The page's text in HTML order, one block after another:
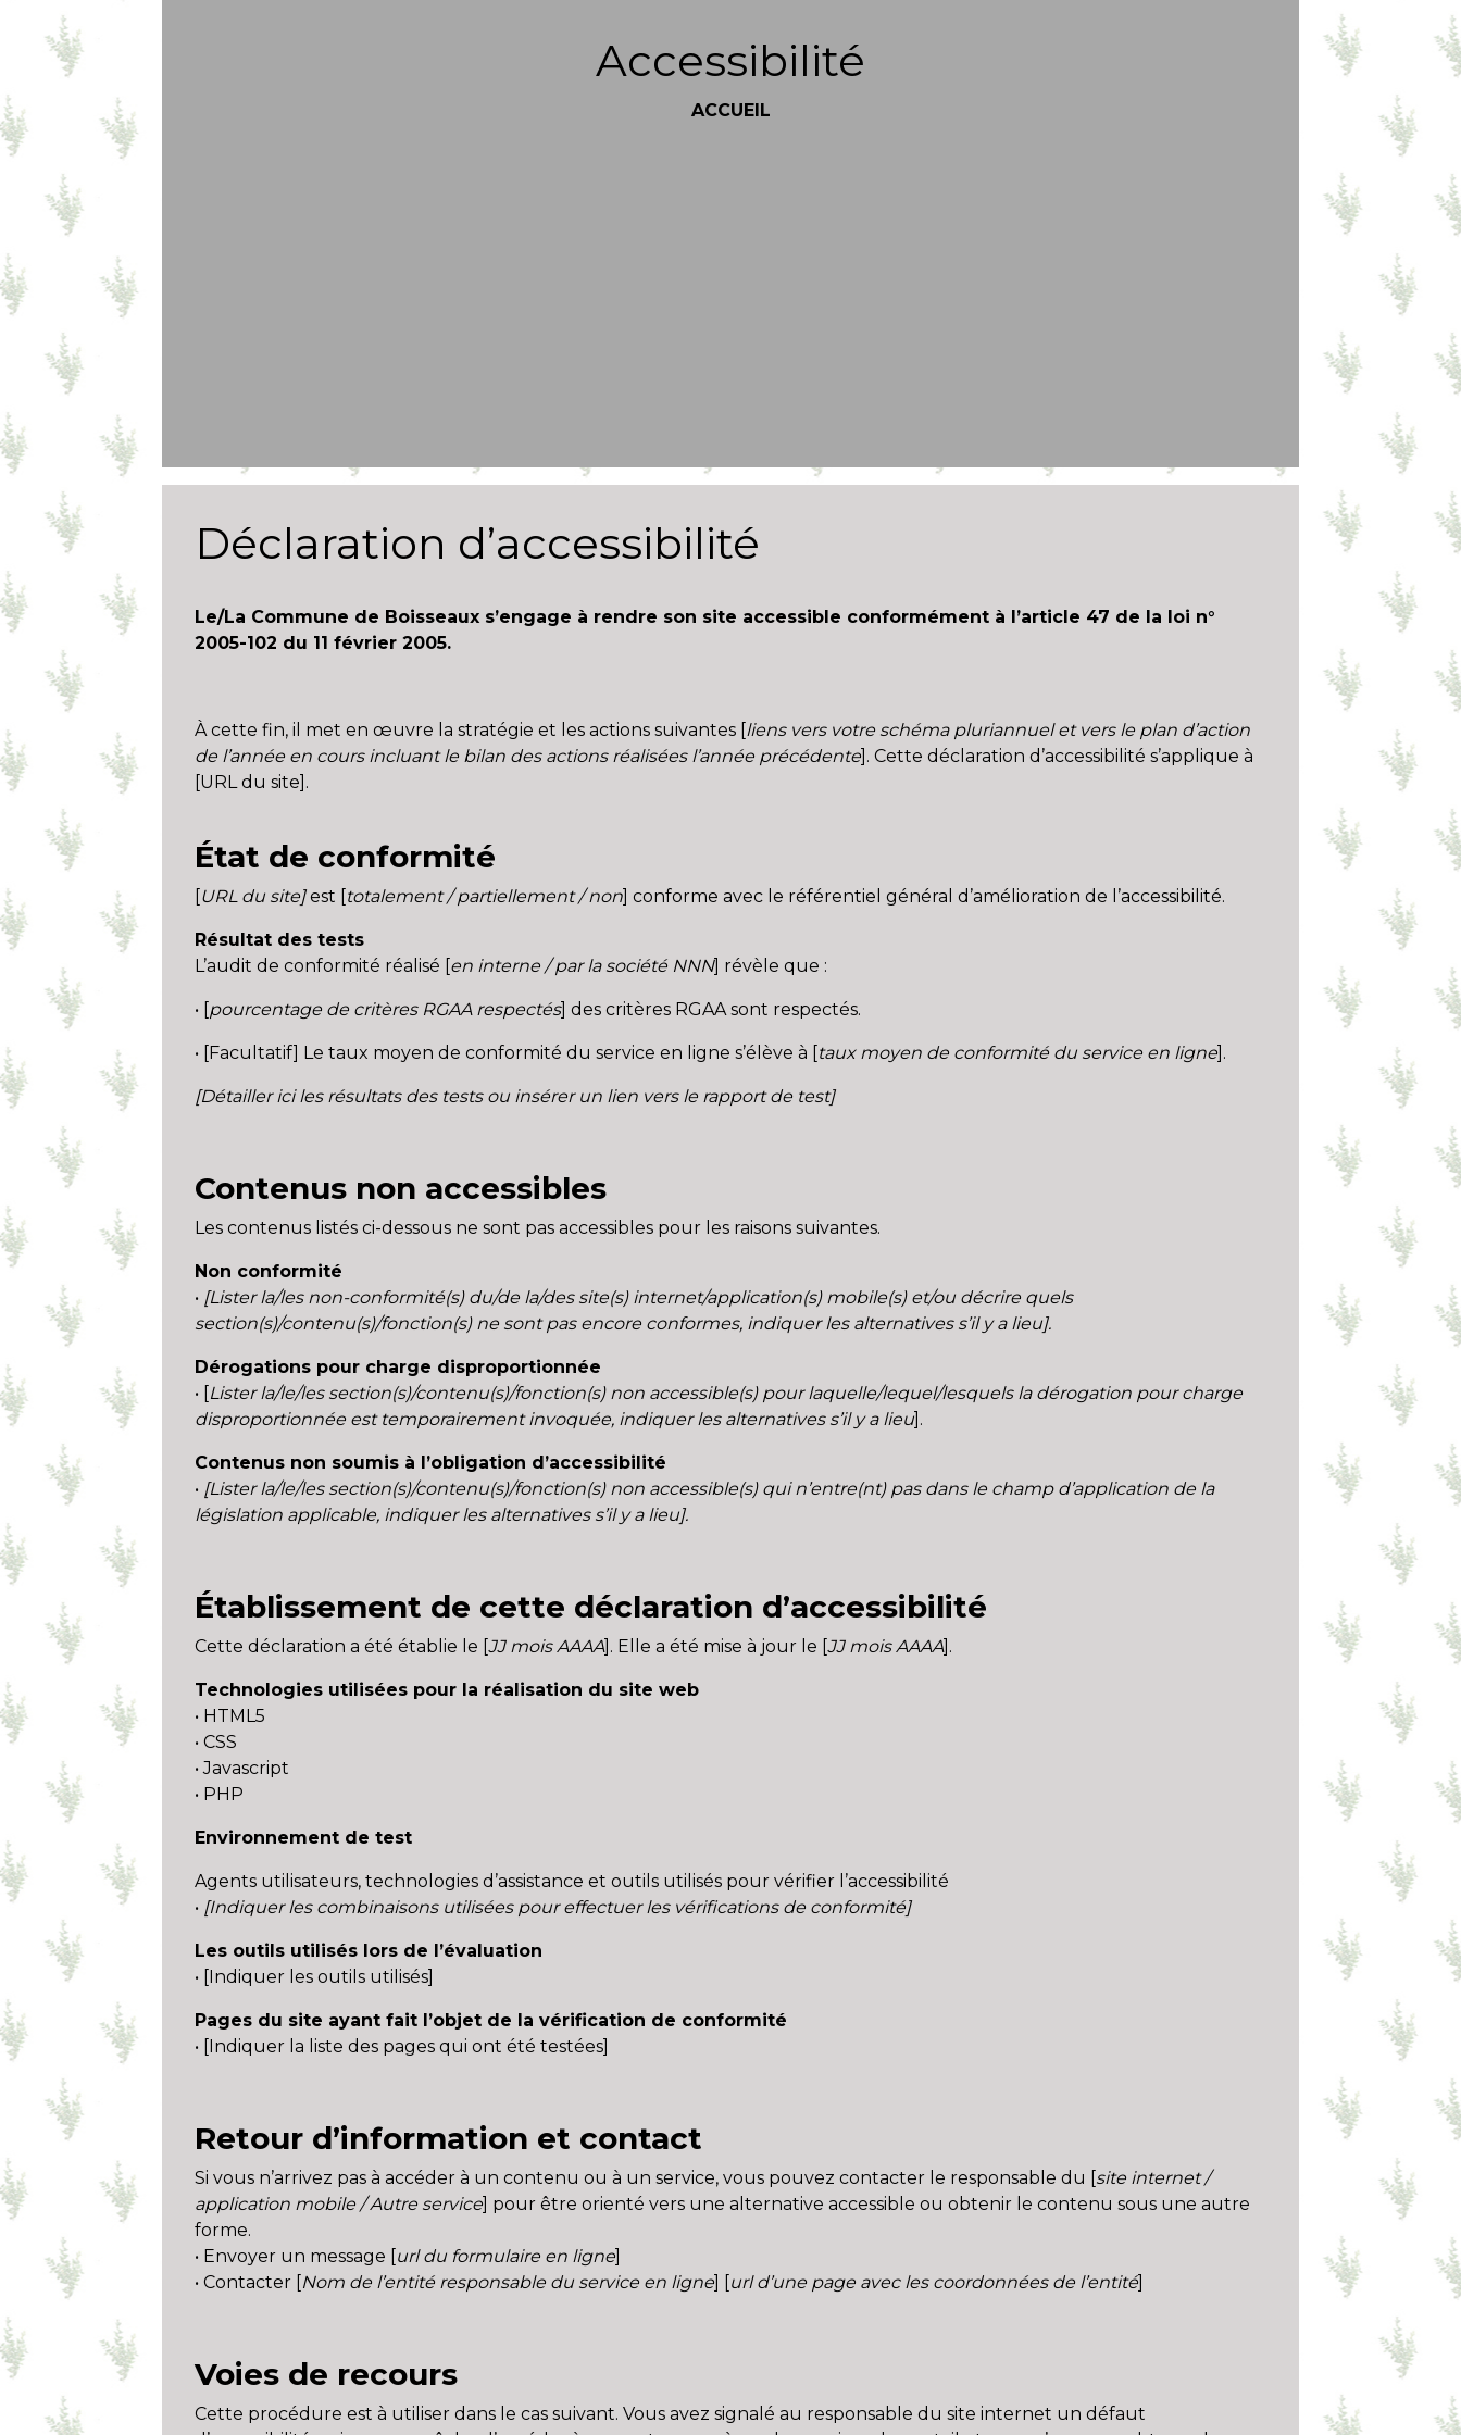
Accessibilité
ACCUEIL
Déclaration d’accessibilité
Le/La Commune de Boisseaux s’engage à rendre son site accessible conformément à l’article 47 de la loi n°
2005-102 du 11 février 2005.
À cette fin, il met en œuvre la stratégie et les actions suivantes [liens vers votre schéma pluriannuel et vers le plan d’action
de l’année en cours incluant le bilan des actions réalisées l’année précédente]. Cette déclaration d’accessibilité s’applique à
[URL du site].
État de conformité
[URL du site]est [totalement / partiellement / non] conforme avec le référentiel général d’amélioration de l’accessibilité.
Résultat des tests
L’audit de conformité réalisé [en interne / par la société NNN] révèle que :
• [pourcentage de critères RGAA respectés] des critères RGAA sont respectés.
• [Facultatif] Le taux moyen de conformité du service en ligne s’élève à [taux moyen de conformité du service en ligne].
[Détailler ici les résultats des tests ou insérer un lien vers le rapport de test]
Contenus non accessibles
Les contenus listés ci-dessous ne sont pas accessibles pour les raisons suivantes.
Non conformité
• [Lister la/les non-conformité(s) du/de la/des site(s) internet/application(s) mobile(s) et/ou décrire quels
section(s)/contenu(s)/fonction(s) ne sont pas encore conformes, indiquer les alternatives s’il y a lieu].
Dérogations pour charge disproportionnée
• [Lister la/le/les section(s)/contenu(s)/fonction(s) non accessible(s) pour laquelle/lequel/lesquels la dérogation pour charge
disproportionnée est temporairement invoquée, indiquer les alternatives s’il y a lieu].
Contenus non soumis à l’obligation d’accessibilité
• [Lister la/le/les section(s)/contenu(s)/fonction(s) non accessible(s) qui n’entre(nt) pas dans le champ d’application de la
législation applicable, indiquer les alternatives s’il y a lieu].
Établissement de cette déclaration d’accessibilité
Cette déclaration a été établie le [JJ mois AAAA]. Elle a été mise à jour le [JJ mois AAAA].
Technologies utilisées pour la réalisation du site web
• HTML5
• CSS
• Javascript
• PHP
Environnement de test
Agents utilisateurs, technologies d’assistance et outils utilisés pour vérifier l’accessibilité
• [Indiquer les combinaisons utilisées pour effectuer les vérifications de conformité]
Les outils utilisés lors de l’évaluation
• [Indiquer les outils utilisés]
Pages du site ayant fait l’objet de la vérification de conformité
• [Indiquer la liste des pages qui ont été testées]
Retour d’information et contact
Si vous n’arrivez pas à accéder à un contenu ou à un service, vous pouvez contacter le responsable du [site internet /
application mobile / Autre service] pour être orienté vers une alternative accessible ou obtenir le contenu sous une autre
forme.
• Envoyer un message [url du formulaire en ligne]
• Contacter [Nom de l’entité responsable du service en ligne] [url d’une page avec les coordonnées de l’entité]
Voies de recours
Cette procédure est à utiliser dans le cas suivant. Vous avez signalé au responsable du site internet un défaut